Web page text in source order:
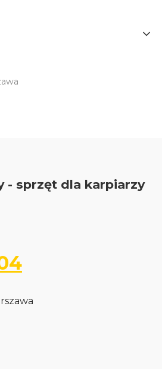
- sprzęt dla karpiarzy